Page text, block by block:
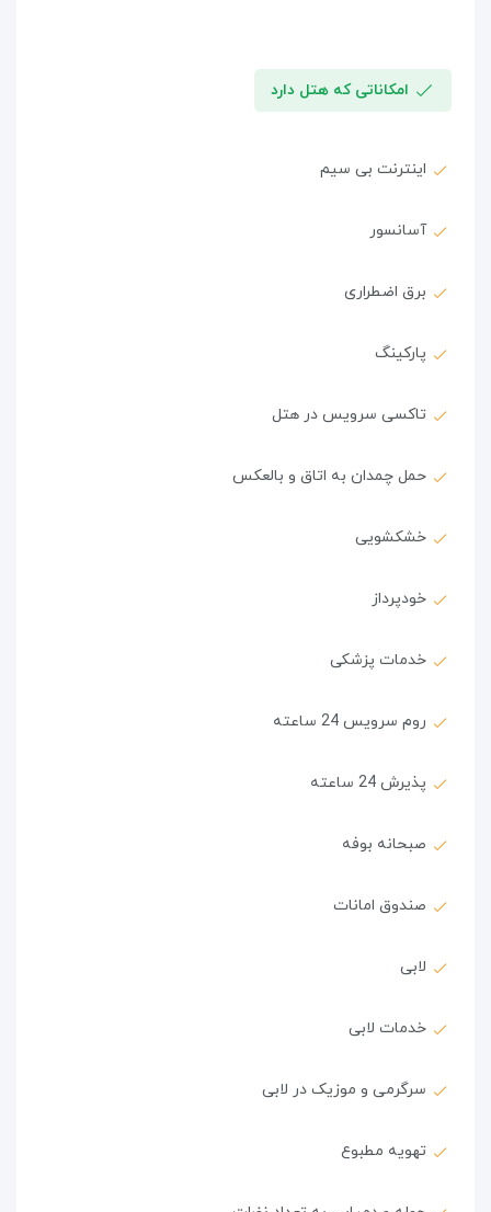
امکاناتی که هتل دارد
اینترنت بی سیم
آسانسور
برق اضطراری
پارکینگ
تاکسی سرویس در هتل
حمل چمدان به اتاق و بالعکس
خشکشویی
خودپرداز
خدمات پزشکی
روم سرویس 24 ساعته
پذیرش 24 ساعته
صبحانه بوفه
صندوق امانات
لابی
خدمات لابی
سرگرمی و موزیک در لابی
تهویه مطبوع